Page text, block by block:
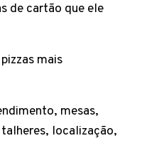
de cartão que ele
mais
mesas,
localização,